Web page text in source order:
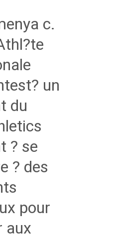
c.
un
du
? se
? des
pour
aux